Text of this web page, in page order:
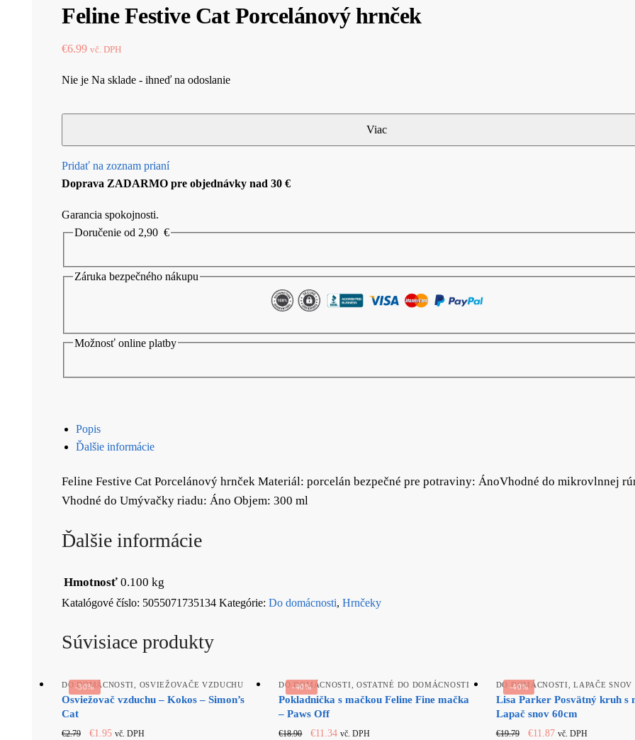
price
price
Feline Festive Cat Porcelánový hrnček
€6.99 vč. DPH
Nie je Na sklade - ihneď na odoslanie
Pridať na zoznam prianí
Doprava ZADARMO pre objednávky nad 30 €
Garancia spokojnosti.
Doručenie od 2,90 €
Záruka bezpečného nákupu
Možnosť online platby
Popis
Ďalšie informácie
Feline Festive Cat Porcelánový hrnček Materiál: porcelán bezpečné pre potraviny: ÁnoVhodné do mikrovlnnej
Vhodné do Umývačky riadu: Áno Objem: 300 ml
Ďalšie informácie
Hmotnosť 0.100 kg
Katalógové číslo: 5055071735134 Kategórie: Do domácnosti, Hrnčeky
Súvisiace produkty
-30%
DO DOMÁCNOSTI OSVIEŽOVAČE VZDUCHU
Osviežovač vzduchu – Kokos – Simon’s
Cat
€2.79 Original
€1.95 Current
vč. DPH
-40%
DO DOMÁCNOSTI OSTATNÉ DO DOMÁCNOSTI
Pokladnička s mačkou Feline Fine mačka
– Paws Off
€18.90 Original
€11.34 Current
vč. DPH
-40%
DO DOMÁCNOSTI ,LAPAČE SNOV
Lisa Parker Posvätný kruh s
Lapač snov 60cm
€19.79 Original
€11.87Current
vč. DPH